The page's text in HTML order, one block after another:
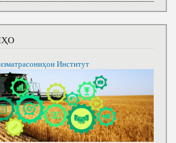
Институт